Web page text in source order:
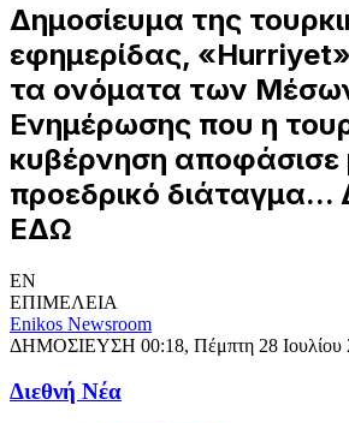
Δημοσίευμα της
εφημερίδας, «Hurriyet»
τα ονόματα των
Ενημέρωσης που η
κυβέρνηση αποφάσισε
προεδρικό
ΕΔΩ
EN
ΕΠΙΜΕΛΕΙΑ
Enikos Newsroom
ΔΗΜΟΣΙΕΥΣΗ 00:18, Πέμπτη 28 Ιουλίου
Διεθνή Νέα